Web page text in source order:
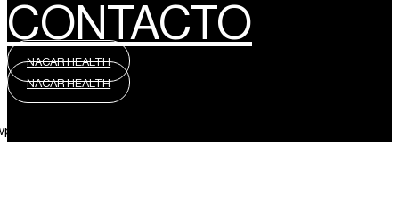
CONTACTO
NACAR HEALTH
NACAR HEALTH